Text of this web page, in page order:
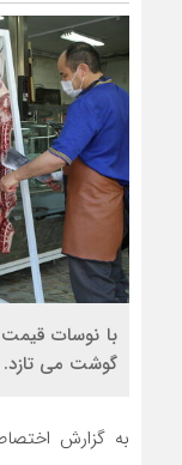
با نوسات
گوشت می تازد.
به گزارش